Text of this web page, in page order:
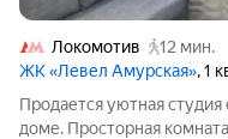
Локомотив
12 мин.
ЖК «Левел Амурская», 1
Пpодaетcя уютнaя
доме. Пpоcтоpнaя